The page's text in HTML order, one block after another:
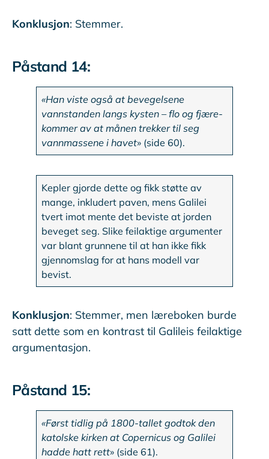
Konklusjon: Stemmer.
Påstand 14:
«Han viste også at bevegelsene
vannstanden langs kysten – flo og fjære-
kommer av at månen trekker til seg
vannmassene i havet» (side 60).
Kepler gjorde dette og fikk støtte av
mange, inkludert paven, mens Galilei
tvert imot mente det beviste at jorden
beveget seg. Slike feilaktige argumenter
var blant grunnene til at han ikke fikk
gjennomslag for at hans modell var
bevist.
Konklusjon: Stemmer, men læreboken burde
satt dette som en kontrast til Galileis feilaktige
argumentasjon.
Påstand 15:
«Først tidlig på 1800-tallet godtok den
katolske kirken at Copernicus og Galilei
hadde hatt rett» (side 61).